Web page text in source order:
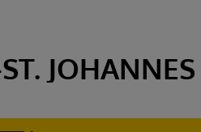
JOHANNES